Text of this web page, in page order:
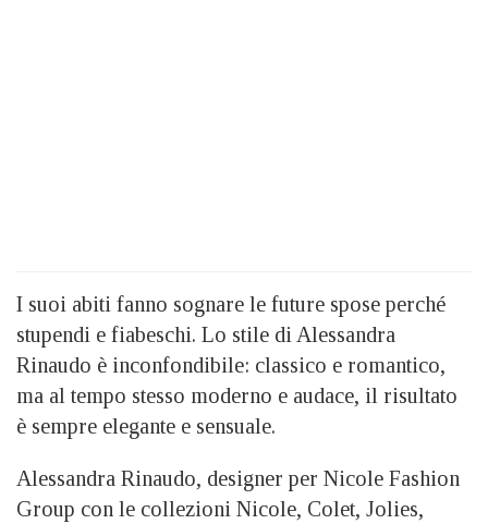
I suoi abiti fanno sognare le future spose perché
stupendi e fiabeschi. Lo stile di Alessandra
Rinaudo è inconfondibile: classico e romantico,
ma al tempo stesso moderno e audace, il risultato
è sempre elegante e sensuale.
Alessandra Rinaudo, designer per Nicole Fashion
Group con le collezioni Nicole, Colet, Jolies,